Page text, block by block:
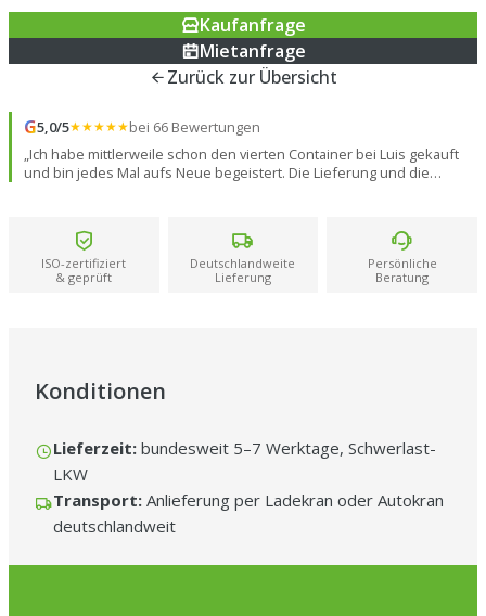
Kaufanfrage
Mietanfrage
Zurück zur Übersicht
G5,0/5★★★★★bei 66 Bewertungen
„Ich habe mittlerweile schon den vierten Container bei Luis gekauft
und bin jedes Mal aufs Neue begeistert. Die Lieferung und die
Handwerk perfekt und hat die Container zentimetergenau und
präzise abgestellt. Pünktlichkeit top, Preis-Leistungs-Verhältnis
unschlagbar. Besser geht es wirklich nicht – macht weiter so!“–
Thomas H.
ISO-zertifiziert
& geprüft
Deutschlandweite
Lieferung
Persönliche
Beratung
Konditionen
Lieferzeit: bundesweit 5–7 Werktage, Schwerlast-
LKW
Transport: Anlieferung per Ladekran oder Autokran
deutschlandweit